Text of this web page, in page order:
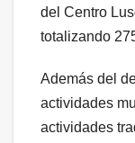
del Centro
totalizando
Además del
actividades
actividades